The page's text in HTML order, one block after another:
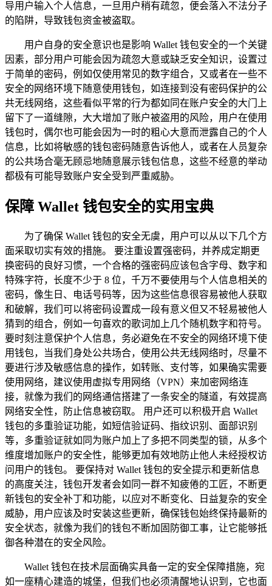
导用户输入个人信息，一旦用户稍有疏忽，便会落入不法分子
的陷阱，导致钱包资金被盗取。
用户自身的安全意识也是影响 Wallet 钱包安全的一个关键
因素，部分用户可能会因为疏忽大意或缺乏安全知识，设置过
于简单的密码，例如仅使用常见的数字组合，又或者在一些不
安全的网络环境下随意使用钱包，如连接到没有密码保护的公
共无线网络，这些看似平常的行为都如同在账户安全的大门上
留下了一道缝隙，大大增加了账户被盗用的风险，用户在使用
钱包时，偶尔也可能会因为一时的粗心大意而泄露自己的个人
信息，比如将敏感的钱包密码随意告诉他人，或者在人员复杂
的公共场合毫无顾忌地随意展示钱包信息，这些不经意的举动
都极有可能导致账户安全受到严重威胁。
保障 Wallet 钱包安全的实用宝典
为了确保 Wallet 钱包的安全无虞，用户可以从以下几个方
面采取切实有效的措施。 要注重设置强密码，并养成定期更
换密码的良好习惯，一个合格的强密码应该包含字母、数字和
特殊字符，长度不少于 8 位，千万不要使用与个人信息相关的
密码，像生日、电话号码等，因为这些信息很容易被他人获取
和破解，我们可以将密码设置成一段有意义但又不轻易被他人
猜到的组合，例如一句喜欢的歌词加上几个随机数字和符号。
要时刻注意保护个人信息，务必避免在不安全的网络环境下使
用钱包，当我们身处公共场合，使用公共无线网络时，尽量不
要进行涉及敏感信息的操作，如转账、支付等，如果确实需要
使用网络，建议使用虚拟专用网络（VPN）来加密网络连
接，就像为我们的网络通信搭建了一条安全的隧道，有效提高
网络安全性，防止信息被窃取。 用户还可以积极开启 Wallet
钱包的多重验证功能，如短信验证码、指纹识别、面部识别
等，多重验证就如同为账户加上了多把不同类型的锁，从多个
维度增加账户的安全性，能够更加有效地防止他人未经授权访
问用户的钱包。 要保持对 Wallet 钱包的安全提示和更新信息
的高度关注，钱包开发者会如同一群不知疲倦的工匠，不断更
新钱包的安全补丁和功能，以应对不断变化、日益复杂的安全
威胁，用户应该及时安装这些更新，确保钱包始终保持最新的
安全状态，就像为我们的钱包不断加固防御工事，让它能够抵
御各种潜在的安全风险。
Wallet 钱包在技术层面确实具备一定的安全保障措施，宛
如一座精心建造的城堡，但我们也必须清醒地认识到，它也面